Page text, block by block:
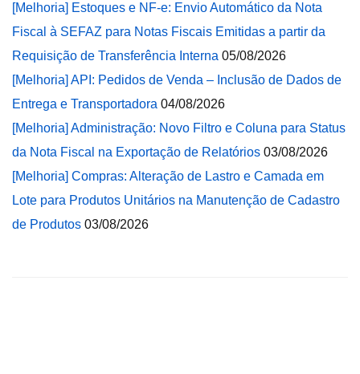
[Melhoria] Estoques e NF-e: Envio Automático da Nota
Fiscal à SEFAZ para Notas Fiscais Emitidas a partir da
Requisição de Transferência Interna 05/08/2026
[Melhoria] API: Pedidos de Venda – Inclusão de Dados de
Entrega e Transportadora 04/08/2026
[Melhoria] Administração: Novo Filtro e Coluna para Status
da Nota Fiscal na Exportação de Relatórios 03/08/2026
[Melhoria] Compras: Alteração de Lastro e Camada em
Lote para Produtos Unitários na Manutenção de Cadastro
de Produtos 03/08/2026